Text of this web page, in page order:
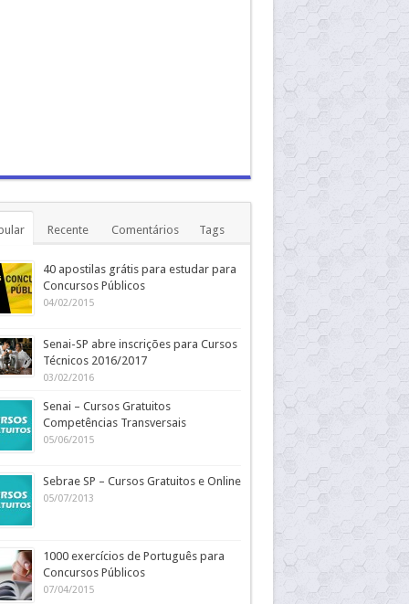
Recente Comentários Tags
40 apostilas grátis para estudar para
Concursos Públicos
04/02/2015
Senai-SP abre inscrições para Cursos
Técnicos 2016/2017
03/02/2016
Senai – Cursos Gratuitos
Competências Transversais
05/06/2015
Sebrae SP – Cursos Gratuitos e Online
05/07/2013
1000 exercícios de Português para
Concursos Públicos
07/04/2015